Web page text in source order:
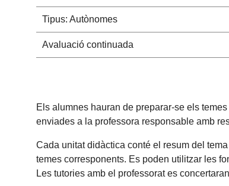
Tipus: Autònomes
Avaluació continuada
Els alumnes hauran de preparar-se els
enviades a la professora responsable amb
Cada unitat didàctica conté el resum del
temes corresponents. Es poden utilitzar les
Les tutories amb el professorat es